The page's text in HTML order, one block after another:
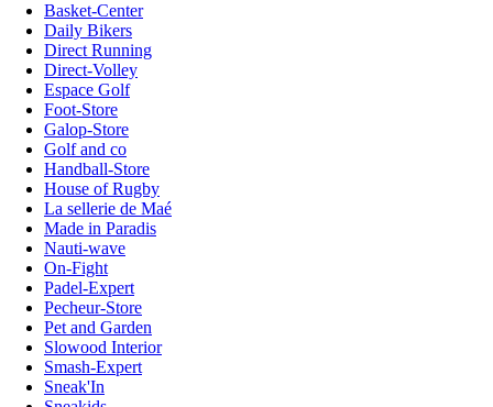
Basket-Center
Daily Bikers
Direct Running
Direct-Volley
Espace Golf
Foot-Store
Galop-Store
Golf and co
Handball-Store
House of Rugby
La sellerie de Maé
Made in Paradis
Nauti-wave
On-Fight
Padel-Expert
Pecheur-Store
Pet and Garden
Slowood Interior
Smash-Expert
Sneak'In